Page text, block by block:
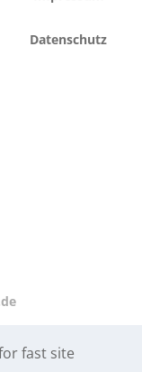
Datenschutz